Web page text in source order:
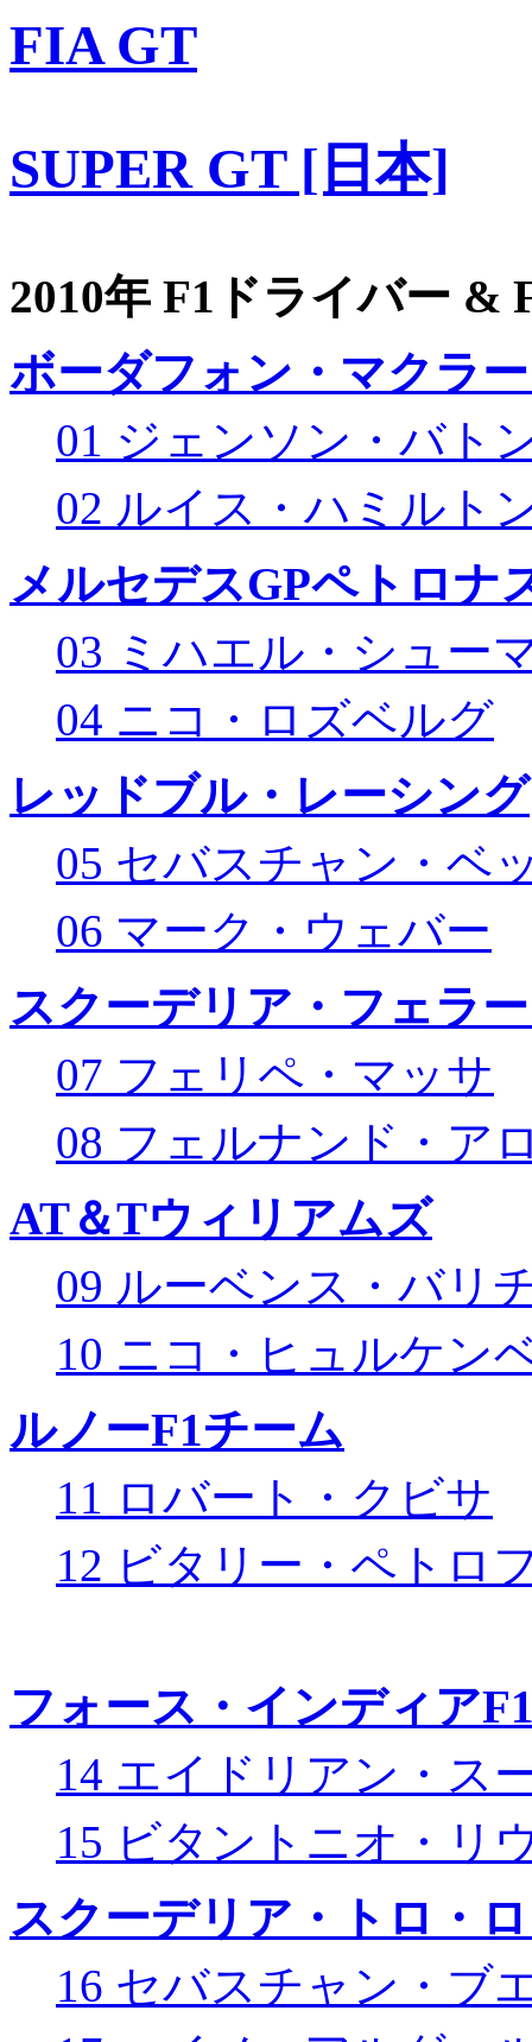
FIA GT
SUPER GT [日本]
2010年 F1ドライバー &
ボーダフォン・マクラ
01 ジェンソン・バト
02 ルイス・ハミルト
メルセデスGPペトロナ
03 ミハエル・シュー
04 ニコ・ロズベルグ
レッドブル・レーシング
05 セバスチャン・ベ
06 マーク・ウェバー
スクーデリア・フェラ
07 フェリペ・マッサ
08 フェルナンド・ア
AT＆Tウィリアムズ
09 ルーベンス・バリ
10 ニコ・ヒュルケン
ルノーF1チーム
11 ロバート・クビサ
12 ビタリー・ペトロ
フォース・インディア
14 エイドリアン・ス
15 ビタントニオ・リ
スクーデリア・トロ・
16 セバスチャン・ブ